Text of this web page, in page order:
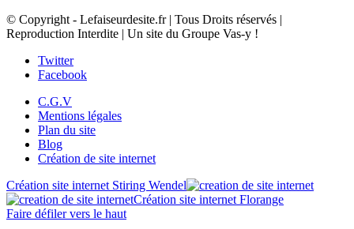
© Copyright - Lefaiseurdesite.fr | Tous Droits réservés |
Reproduction Interdite | Un site du Groupe Vas-y !
Twitter
Facebook
C.G.V
Mentions légales
Plan du site
Blog
Création de site internet
Création site internet Stiring Wendel
Création site internet Florange
Faire défiler vers le haut